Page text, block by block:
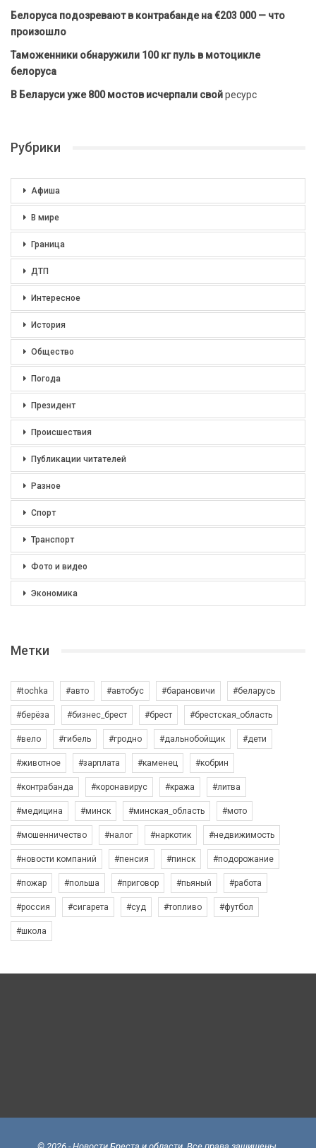
Белоруса подозревают в контрабанде на €203 000 — что
произошло
Таможенники обнаружили 100 кг пуль в мотоцикле
белоруса
В Беларуси уже 800 мостов исчерпали свойресурс
Рубрики
Афиша
В мире
Граница
ДТП
Интересное
История
Общество
Погода
Президент
Происшествия
Публикации читателей
Разное
Спорт
Транспорт
Фото и видео
Экономика
Метки
#tochka #авто #автобус #барановичи #беларусь
#берёза #бизнес_брест #брест #брестская_область
#вело #гибель #гродно #дальнобойщик #дети
#животное #зарплата #каменец #кобрин
#контрабанда #коронавирус #кража #литва
#медицина #минск #минская_область #мото
#мошенничество #налог #наркотик #недвижимость
#новости компаний #пенсия #пинск #подорожание
#пожар #польша #приговор #пьяный #работа
#россия #сигарета #суд #топливо #футбол
#школа